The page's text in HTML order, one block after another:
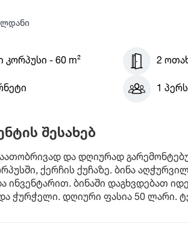
კორპუსი - 60 m² 2
1
შესახებ
და დღიურად
ქერჩის ქუჩაზე. ბინა
ინვენტარით. ბინაში დაგხვდებათ
ჭურჭელი. დღიური ფასია 50 ლარი.